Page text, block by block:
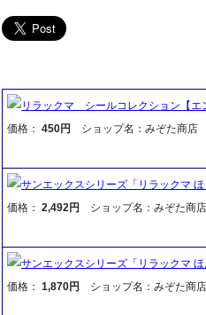
リラックマ シールコレクション【エ
価格： 450円 ショップ名：みぞた商店
サンエックスシリーズ「リラックマ
価格： 2,492円 ショップ名：みぞた商店
サンエックスシリーズ「リラックマ
価格： 1,870円 ショップ名：みぞた商店